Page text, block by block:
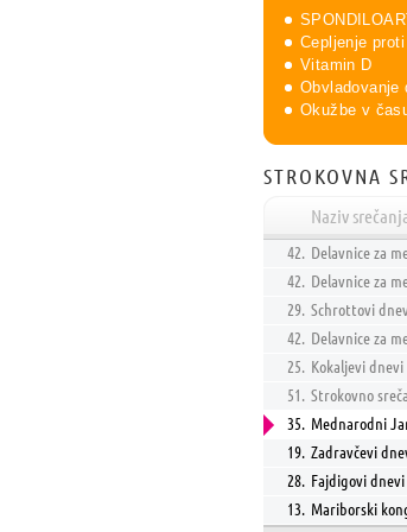
Cepljenje
Vitamin D
Okužbe v
STROKOVNA
Naziv
42. Delavnice za
42. Delavnice za
29. Schrottovi
42. Delavnice za
25. Kokaljevi dnevi
51. Strokovno
35. Mednarodni
19. Zadravčevi
28. Fajdigovi dnevi
13. Mariborski